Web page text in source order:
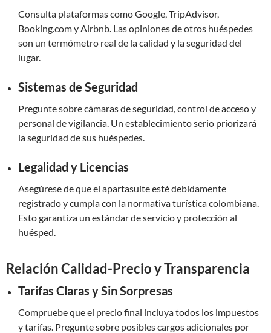
Consulta plataformas como Google, TripAdvisor,
Booking.com y Airbnb. Las opiniones de otros huéspedes
son un termómetro real de la calidad y la seguridad del
lugar.
Sistemas de Seguridad
Pregunte sobre cámaras de seguridad, control de acceso y
personal de vigilancia. Un establecimiento serio priorizará
la seguridad de sus huéspedes.
Legalidad y Licencias
Asegúrese de que el apartasuite esté debidamente
registrado y cumpla con la normativa turística colombiana.
Esto garantiza un estándar de servicio y protección al
huésped.
Relación Calidad-Precio y Transparencia
Tarifas Claras y Sin Sorpresas
Compruebe que el precio final incluya todos los impuestos
y tarifas. Pregunte sobre posibles cargos adicionales por